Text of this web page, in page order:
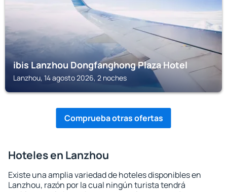
ibis Lanzhou Dongfanghong Plaza Hotel
Lanzhou, 14 agosto 2026, 2 noches
Comprueba otras ofertas
Hoteles en Lanzhou
Existe una amplia variedad de hoteles disponibles en
Lanzhou, razón por la cual ningún turista tendrá